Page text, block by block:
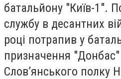
батальйону "Київ-1".
службу в десантних
році потрапив у
призначення "Донбас"
Слов’янського полку